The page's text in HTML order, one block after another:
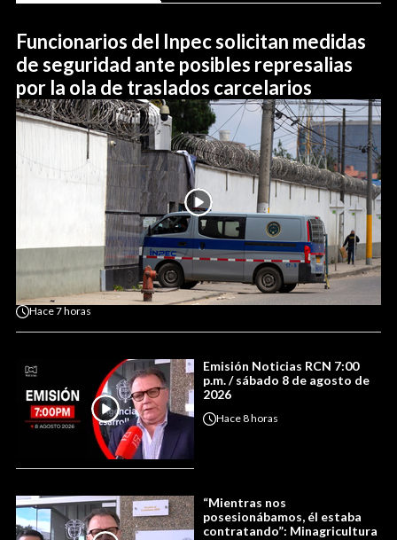
Funcionarios del Inpec solicitan medidas
de seguridad ante posibles represalias
por la ola de traslados carcelarios
Hace7 horas
Emisión Noticias RCN 7:00
p.m. / sábado 8 de agosto de
2026
Hace8 horas
“Mientras nos
posesionábamos, él estaba
contratando”: Minagricultura